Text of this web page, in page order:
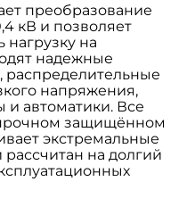
преобразование
кВ и позволяет
нагрузку на
надежные
напряжения,
автоматики. Все
защищённом
экстремальные
на долгий